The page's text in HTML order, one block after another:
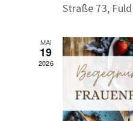
Straße 73,
MAI
19
2026